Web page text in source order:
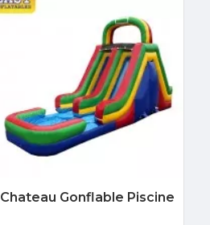
Chateau Gonflable Piscine